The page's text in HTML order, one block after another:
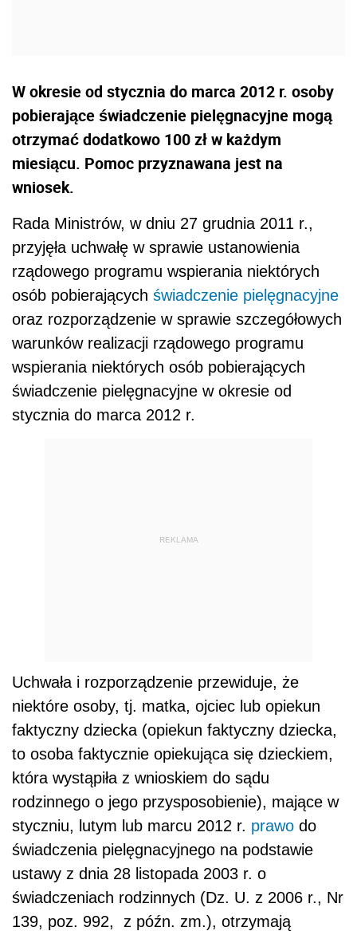
W okresie od stycznia do marca 2012 r. osoby
pobierające świadczenie pielęgnacyjne mogą
otrzymać dodatkowo 100 zł w każdym
miesiącu. Pomoc przyznawana jest na
wniosek.
Rada Ministrów, w dniu 27 grudnia 2011 r.,
przyjęła uchwałę w sprawie ustanowienia
rządowego programu wspierania niektórych
osób pobierających świadczenie pielęgnacyjne
oraz rozporządzenie w sprawie szczegółowych
warunków realizacji rządowego programu
wspierania niektórych osób pobierających
świadczenie pielęgnacyjne w okresie od
stycznia do marca 2012 r.
REKLAMA
Uchwała i rozporządzenie przewiduje, że
niektóre osoby, tj. matka, ojciec lub opiekun
faktyczny dziecka (opiekun faktyczny dziecka,
to osoba faktycznie opiekująca się dzieckiem,
która wystąpiła z wnioskiem do sądu
rodzinnego o jego przysposobienie), mające w
styczniu, lutym lub marcu 2012 r. prawo do
świadczenia pielęgnacyjnego na podstawie
ustawy z dnia 28 listopada 2003 r. o
świadczeniach rodzinnych (Dz. U. z 2006 r., Nr
139, poz. 992, z późn. zm.), otrzymają